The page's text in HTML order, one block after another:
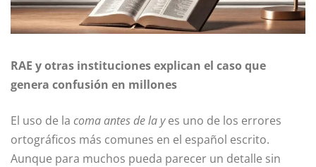
RAE y otras instituciones explican el caso que
genera confusión en millones
El uso de la coma antes de la yes uno de los errores
ortográficos más comunes en el español escrito.
Aunque para muchos pueda parecer un detalle sin